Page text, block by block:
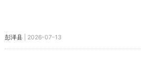
彭泽县 2026-07-13